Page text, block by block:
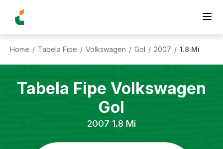
Home / Tabela Fipe / Volkswagen / Gol / 2007 / 1.8 Mi
Tabela Fipe Volkswagen
Gol
2007 1.8 Mi